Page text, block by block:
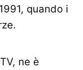
quando i
ne è